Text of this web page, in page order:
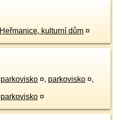
Heřmanice, kulturní dům ¤
parkovisko ¤, parkovisko ¤,
parkovisko ¤